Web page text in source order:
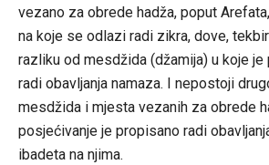
vezano za obrede hadža, poput
na koje se odlazi radi zikra, dove,
razliku od mesdžida (džamija) u koje
radi obavljanja namaza. I nepostoji
mesdžida i mjesta vezanih za obrede
posjećivanje je propisano radi
ibadeta na njima.